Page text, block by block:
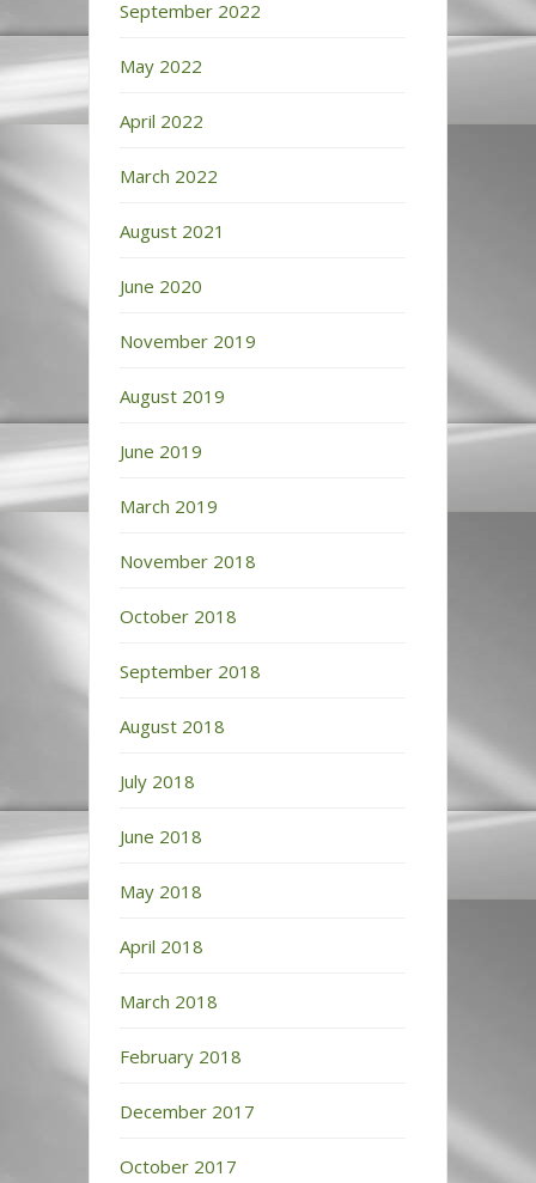
September 2022
May 2022
April 2022
March 2022
August 2021
June 2020
November 2019
August 2019
June 2019
March 2019
November 2018
October 2018
September 2018
August 2018
July 2018
June 2018
May 2018
April 2018
March 2018
February 2018
December 2017
October 2017